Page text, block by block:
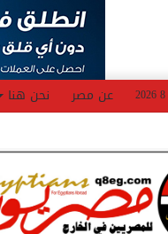
عن مصر نحن هنا